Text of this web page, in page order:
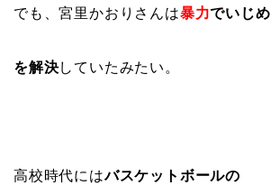
でも、宮里かおりさんは暴力でいじめ
を解決していたみたい。
高校時代にはバスケットボールの